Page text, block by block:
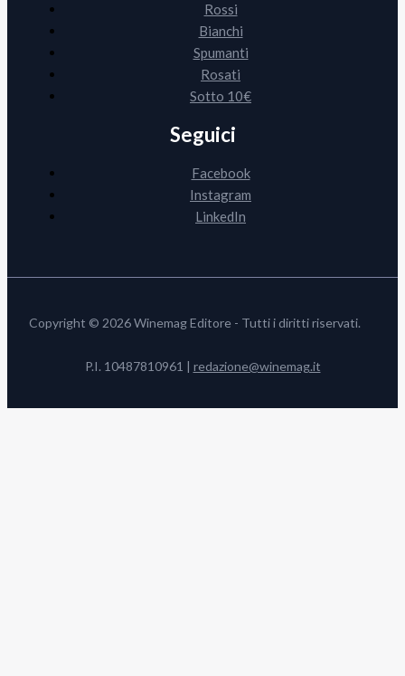
Rossi
Bianchi
Spumanti
Rosati
Sotto 10€
Seguici
Facebook
Instagram
LinkedIn
Copyright © 2026 Winemag Editore - Tutti i diritti riservati.
P.I. 10487810961 | redazione@winemag.it